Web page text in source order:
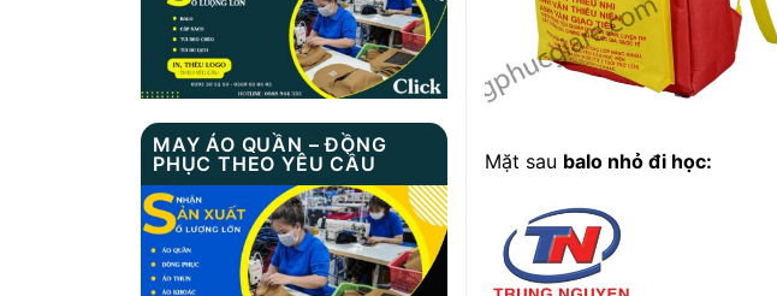
MAY ÁO QUẦN – ĐỒNG
PHỤC THEO YÊU CẦU
Mặt sau balo nhỏ đi học: